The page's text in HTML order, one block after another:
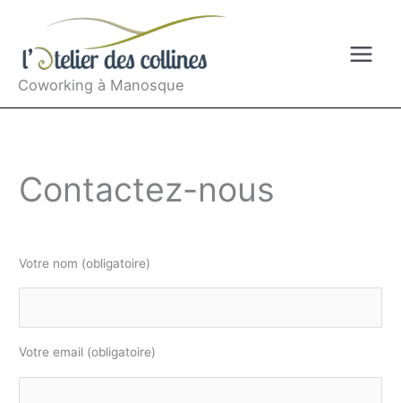
contenu
Coworking à Manosque
Contactez-nous
Votre nom (obligatoire)
Votre email (obligatoire)